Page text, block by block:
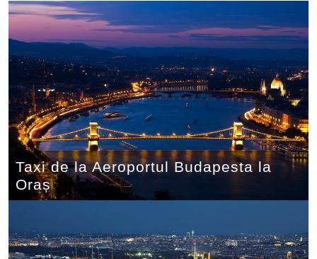
Taxi de la Aeroportul Budapesta la
Oraș